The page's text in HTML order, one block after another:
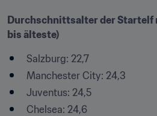
Durchschnittsalter der Startelf
bis älteste)
Salzburg: 22,7
Manchester City: 24,3
Juventus: 24,5
Chelsea: 24,6